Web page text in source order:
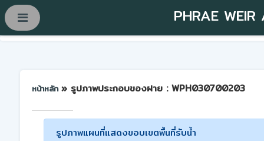
PHRAE WEIR
หน้าหลัก » รูปภาพประกอบของฝาย : WPH030700203
รูปภาพแผนที่แสดงขอบเขตพื้นที่รับน้ำ